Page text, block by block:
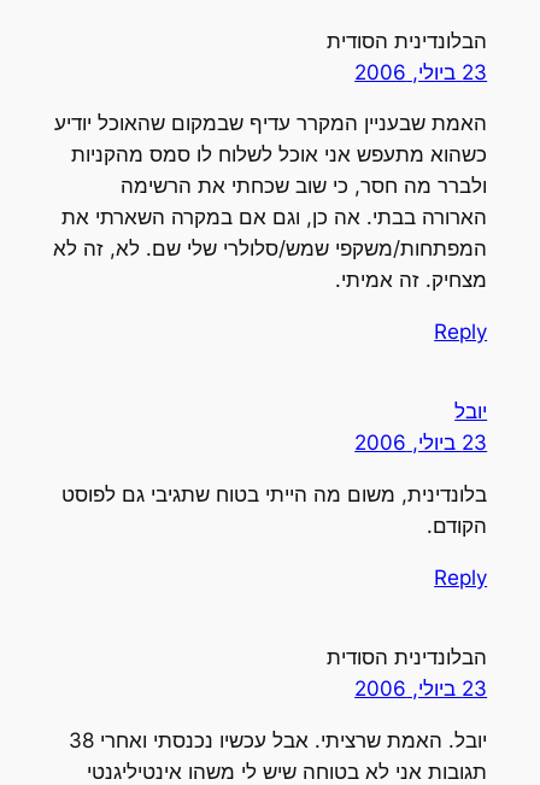
הבלונדינית הסודית
23 ביולי, 2006
האמת שבעניין המקרר עדיף שבמקום שהאוכל יודיע
כשהוא מתעפש אני אוכל לשלוח לו סמס מהקניות
ולברר מה חסר, כי שוב שכחתי את הרשימה
הארורה בבתי. אה כן, וגם אם במקרה השארתי את
המפתחות/משקפי שמש/סלולרי שלי שם. לא, זה לא
מצחיק. זה אמיתי.
Reply
יובל
23 ביולי, 2006
בלונדינית, משום מה הייתי בטוח שתגיבי גם לפוסט
הקודם.
Reply
הבלונדינית הסודית
23 ביולי, 2006
יובל. האמת שרציתי. אבל עכשיו נכנסתי ואחרי 38
תגובות אני לא בטוחה שיש לי משהו אינטיליגנטי